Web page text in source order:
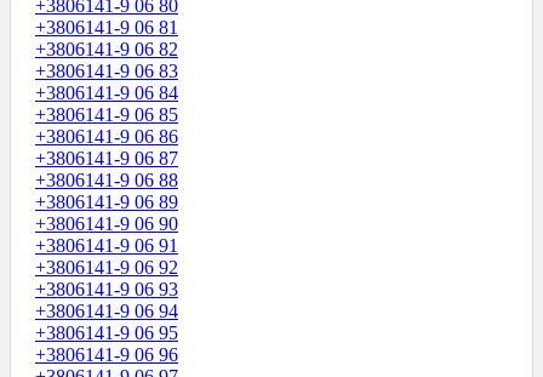
+3806141-9 06 80
+3806141-9 06 81
+3806141-9 06 82
+3806141-9 06 83
+3806141-9 06 84
+3806141-9 06 85
+3806141-9 06 86
+3806141-9 06 87
+3806141-9 06 88
+3806141-9 06 89
+3806141-9 06 90
+3806141-9 06 91
+3806141-9 06 92
+3806141-9 06 93
+3806141-9 06 94
+3806141-9 06 95
+3806141-9 06 96